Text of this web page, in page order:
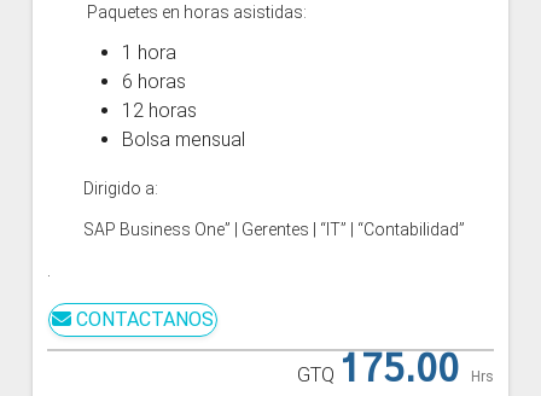
Paquetes en horas asistidas:
1 hora
6 horas
12 horas
Bolsa mensual
Dirigido a:
SAP Business One” | Gerentes | “IT” | “Contabilidad”
.
CONTACTANOS
GTQ 175.00Hrs